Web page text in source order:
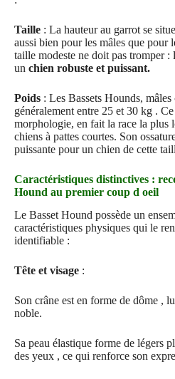
Taille : La hauteur au garrot se
aussi bien pour les mâles que pour
taille modeste ne doit pas tromper :
un chien robuste et puissant.
Poids : Les Bassets Hounds, mâles
généralement entre 25 et 30 kg .
morphologie, en fait la race la plus
chiens à pattes courtes. Son
puissante pour un chien de cette
Caractéristiques distinctives :
Hound au premier coup d oeil
Le Basset Hound possède un
caractéristiques physiques qui le
identifiable :
Tête et visage :
Son crâne est en forme de dôme ,
noble.
Sa peau élastique forme de légers
des yeux , ce qui renforce son